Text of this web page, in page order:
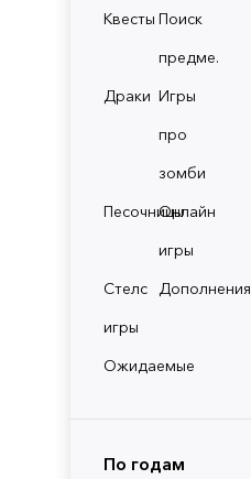
Квесты Поиск
предме.
Драки Игры
про
зомби
ПесочницыОнлайн
игры
Стелс
игры
Дополнения
Ожидаемые
По годам